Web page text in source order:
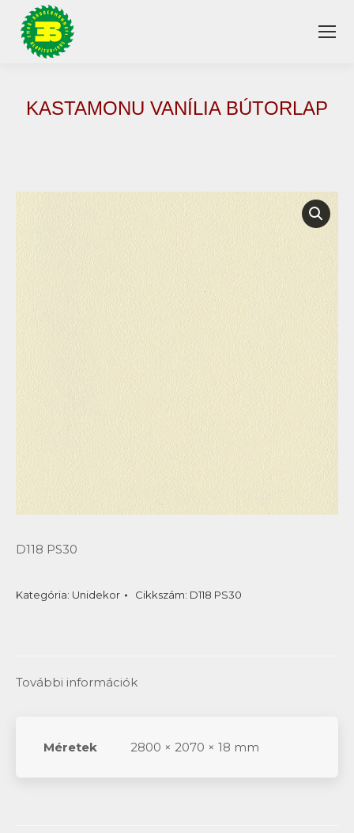
KASTAMONU VANÍLIA BÚTORLAP
D118 PS30
Kategória: Unidekor Cikkszám: D118 PS30
További információk
Méretek 2800 × 2070 × 18 mm